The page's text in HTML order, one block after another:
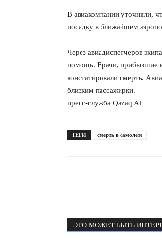
В авиакомпании уточнили,
посадку в ближайшем
Через авиадиспетчеров
помощь. Врачи, прибывшие
констатировали смерть.
близким пассажирки.
пресс-служба Qazaq Air
ТЕГИ смерть в самолете
ЭТО МОЖЕТ БЫТЬ